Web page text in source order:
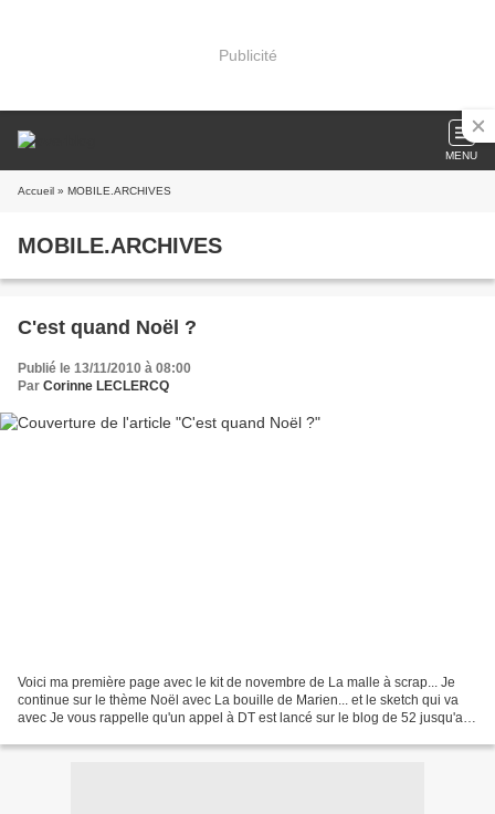
Publicité
MENU
Accueil » MOBILE.ARCHIVES
MOBILE.ARCHIVES
C'est quand Noël ?
Publié le 13/11/2010 à 08:00
Par Corinne LECLERCQ
Voici ma première page avec le kit de novembre de La malle à scrap... Je
continue sur le thème Noël avec La bouille de Marien... et le sketch qui va
avec Je vous rappelle qu'un appel à DT est lancé sur le blog de 52 jusqu'au